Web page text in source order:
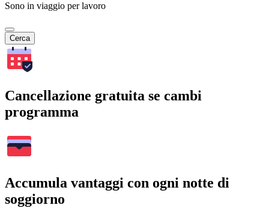
Sono in viaggio per lavoro
Cerca
Cancellazione gratuita se cambi
programma
Accumula vantaggi con ogni notte di
soggiorno